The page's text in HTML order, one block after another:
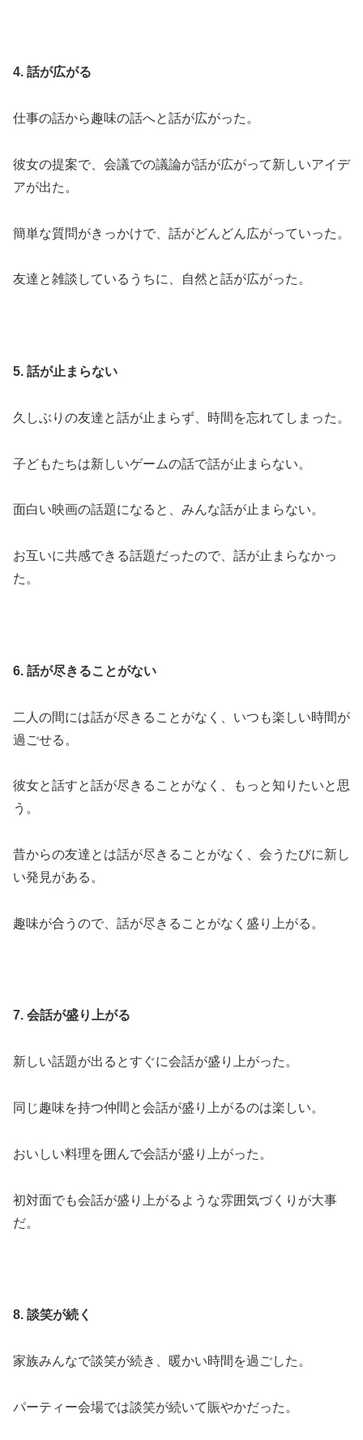
4. 話が広がる
仕事の話から趣味の話へと話が広がった。
彼女の提案で、会議での議論が話が広がって新しいアイデ
アが出た。
簡単な質問がきっかけで、話がどんどん広がっていった。
友達と雑談しているうちに、自然と話が広がった。
5. 話が止まらない
久しぶりの友達と話が止まらず、時間を忘れてしまった。
子どもたちは新しいゲームの話で話が止まらない。
面白い映画の話題になると、みんな話が止まらない。
お互いに共感できる話題だったので、話が止まらなかっ
た。
6. 話が尽きることがない
二人の間には話が尽きることがなく、いつも楽しい時間が
過ごせる。
彼女と話すと話が尽きることがなく、もっと知りたいと思
う。
昔からの友達とは話が尽きることがなく、会うたびに新し
い発見がある。
趣味が合うので、話が尽きることがなく盛り上がる。
7. 会話が盛り上がる
新しい話題が出るとすぐに会話が盛り上がった。
同じ趣味を持つ仲間と会話が盛り上がるのは楽しい。
おいしい料理を囲んで会話が盛り上がった。
初対面でも会話が盛り上がるような雰囲気づくりが大事
だ。
8. 談笑が続く
家族みんなで談笑が続き、暖かい時間を過ごした。
パーティー会場では談笑が続いて賑やかだった。